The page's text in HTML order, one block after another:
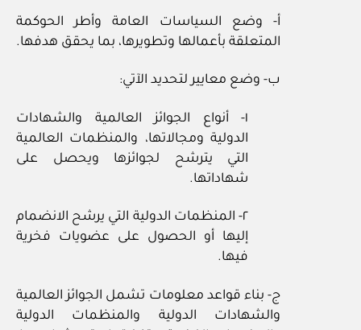
أ- وضع السياسات العامة وأطر الحوكمة
المتعلقة بأعمالها وتطويرها، بما يحقق هدفها.
ب- وضع معايير لتحديد الآتي:
١- أنواع الجوائز العالمية والشهادات
الدولية ومجالاتها، والمنظمات العالمية
التي يترشح لجوائزها ويحصل على
شهاداتها.
٢- المنظمات الدولية التي يرشح الانضمام
إليها أو الحصول على عضويات فخرية
فيها.
ج- بناء قواعد معلومات تشمل الجوائز العالمية
والشهادات الدولية والمنظمات الدولية